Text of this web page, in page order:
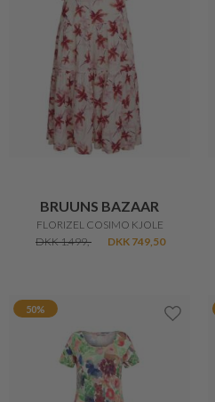
BRUUNS BAZAAR
FLORIZEL COSIMO KJOLE
DKK 1.499,-
DKK 749,50
50%